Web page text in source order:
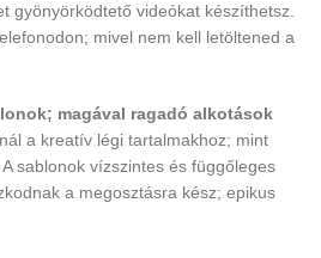
gyönyörködtető videókat készíthetsz.
mivel nem kell letöltened a
magával ragadó alkotások
a kreatív légi tartalmakhoz; mint
sablonok vízszintes és függőleges
a megosztásra kész; epikus